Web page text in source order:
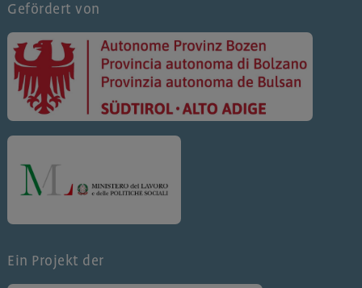
Gefördert von
Ein Projekt der